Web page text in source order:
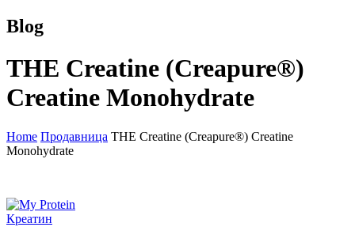
Blog
THE Creatine (Creapure®)
Creatine Monohydrate
Home Продавница THE Creatine (Creapure®) Creatine
Monohydrate
Креатин